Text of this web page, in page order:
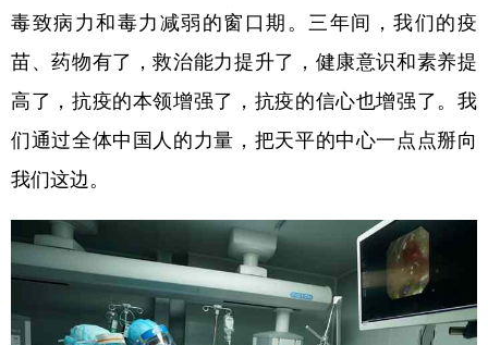
辽宁 吉林 上海 江苏
浙江 安徽 福建 江西
山东 河南 湖北 湖南
陕西 宁夏
内蒙古 黑龙江
毒致病力和毒力减弱的窗口期。三年间，我们的疫
苗、药物有了，救治能力提升了，健康意识和素养提
高了，抗疫的本领增强了，抗疫的信心也增强了。我
们通过全体中国人的力量，把天平的中心一点点掰向
我们这边。